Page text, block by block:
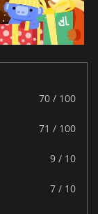
70 / 100
71 / 100
9 / 10
7 / 10